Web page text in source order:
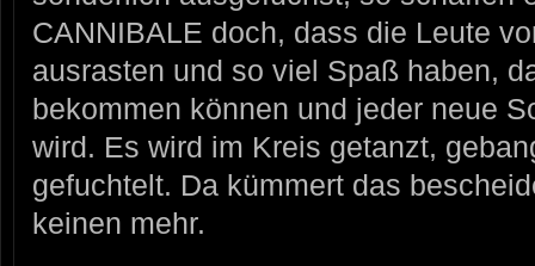
CANNIBALE doch, dass die Leute
ausrasten und so viel Spaß haben,
bekommen können und jeder neue
wird. Es wird im Kreis getanzt,
gefuchtelt. Da kümmert das
keinen mehr.